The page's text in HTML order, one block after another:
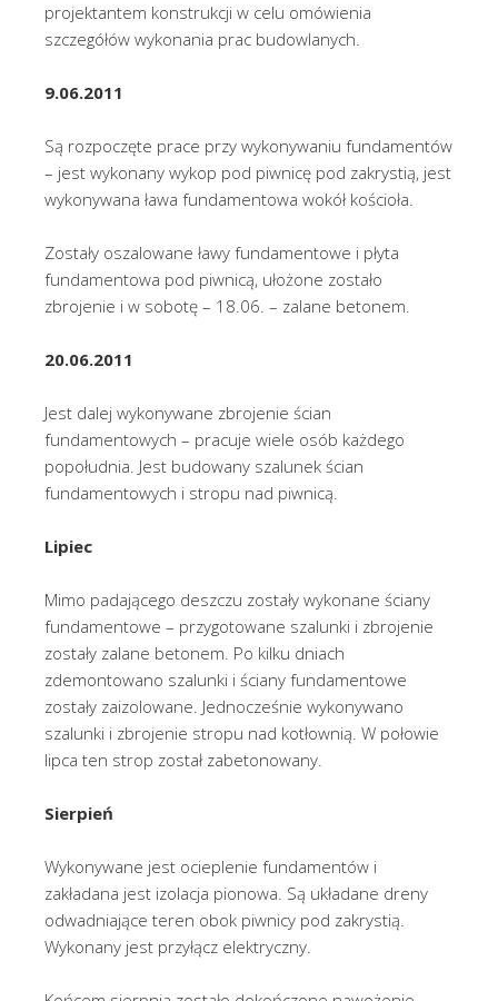
projektantem konstrukcji w celu omówienia
szczegółów wykonania prac budowlanych.
9.06.2011
Są rozpoczęte prace przy wykonywaniu fundamentów
– jest wykonany wykop pod piwnicę pod zakrystią, jest
wykonywana ława fundamentowa wokół kościoła.
Zostały oszalowane ławy fundamentowe i płyta
fundamentowa pod piwnicą, ułożone zostało
zbrojenie i w sobotę – 18.06. – zalane betonem.
20.06.2011
Jest dalej wykonywane zbrojenie ścian
fundamentowych – pracuje wiele osób każdego
popołudnia. Jest budowany szalunek ścian
fundamentowych i stropu nad piwnicą.
Lipiec
Mimo padającego deszczu zostały wykonane ściany
fundamentowe – przygotowane szalunki i zbrojenie
zostały zalane betonem. Po kilku dniach
zdemontowano szalunki i ściany fundamentowe
zostały zaizolowane. Jednocześnie wykonywano
szalunki i zbrojenie stropu nad kotłownią. W połowie
lipca ten strop został zabetonowany.
Sierpień
Wykonywane jest ocieplenie fundamentów i
zakładana jest izolacja pionowa. Są układane dreny
odwadniające teren obok piwnicy pod zakrystią.
Wykonany jest przyłącz elektryczny.